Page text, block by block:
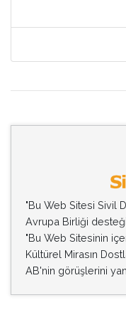
"Bu Web Sitesi Sivil
Avrupa Birliği desteği
"Bu Web Sitesinin
Kültürel Mirasın
AB'nin görüşlerini